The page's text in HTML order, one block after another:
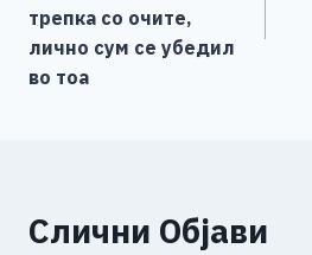
k
трепка со очите,
лично сум се убедил
во тоа
Слични Објави